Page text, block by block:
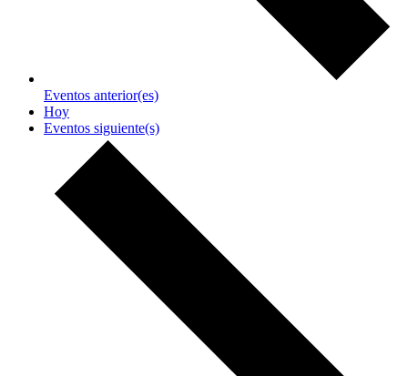
Eventos anterior(es)
Hoy
Eventos siguiente(s)